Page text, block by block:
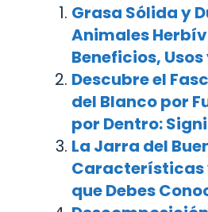
Grasa Sólida y
Animales
Beneficios,
Descubre el
del Blanco por
por Dentro:
La Jarra del
Características
que Debes